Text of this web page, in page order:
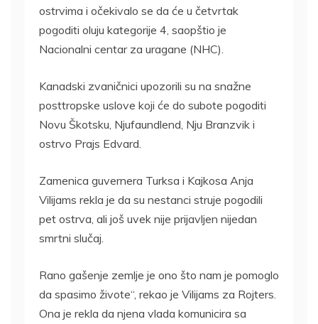
ostrvima i očekivalo se da će u četvrtak
pogoditi oluju kategorije 4, saopštio je
Nacionalni centar za uragane (NHC).
Kanadski zvaničnici upozorili su na snažne
posttropske uslove koji će do subote pogoditi
Novu Škotsku, Njufaundlend, Nju Branzvik i
ostrvo Prajs Edvard.
Zamenica guvernera Turksa i Kajkosa Anja
Vilijams rekla je da su nestanci struje pogodili
pet ostrva, ali još uvek nije prijavljen nijedan
smrtni slučaj.
Rano gašenje zemlje je ono što nam je pomoglo
da spasimo živote“, rekao je Vilijams za Rojters.
Ona je rekla da njena vlada komunicira sa